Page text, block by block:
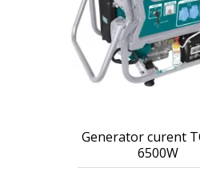
Generator curent
6500W